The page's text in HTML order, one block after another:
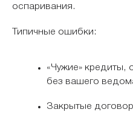
оспаривания.
Типичные ошибки:
«Чужие»
без вашего
Закрытые